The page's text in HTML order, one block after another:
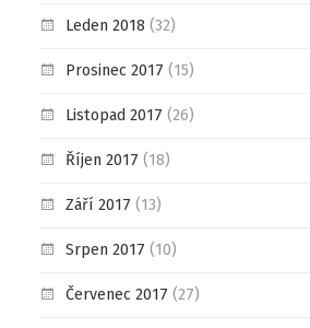
Leden 2018 (32)
Prosinec 2017 (15)
Listopad 2017 (26)
Říjen 2017 (18)
Září 2017 (13)
Srpen 2017 (10)
Červenec 2017 (27)